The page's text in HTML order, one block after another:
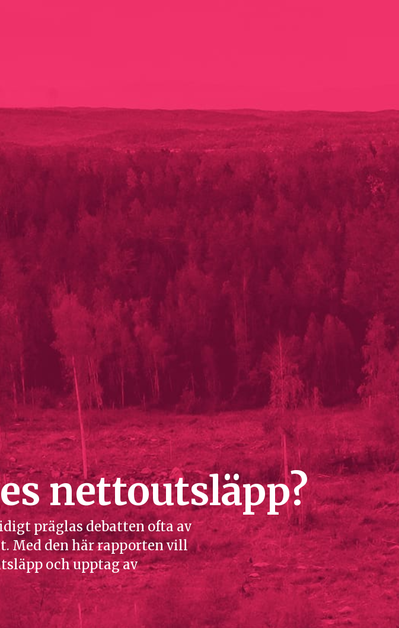
nettoutsläpp?
präglas debatten ofta av
Med den här rapporten vill
och upptag av